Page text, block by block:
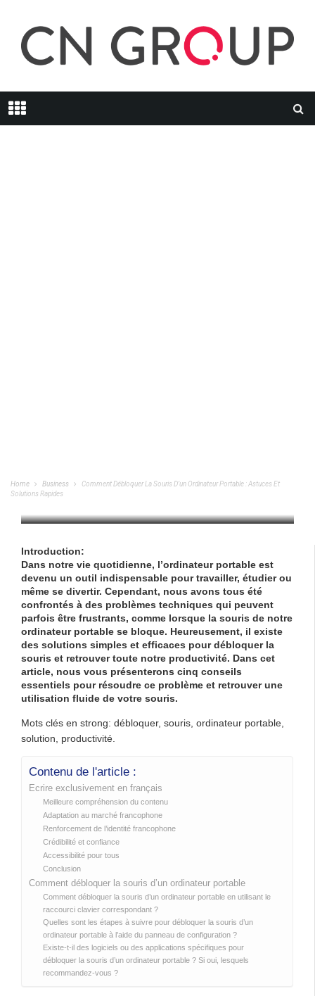
Home Business
Comment Débloquer La Souris D’un Ordinateur Portable : Astuces Et
Solutions Rapides
Solutions Rapides
Introduction:
Dans notre vie quotidienne, l’ordinateur portable est
devenu un outil indispensable pour travailler, étudier ou
même se divertir. Cependant, nous avons tous été
confrontés à des problèmes techniques qui peuvent
parfois être frustrants, comme lorsque la souris de notre
ordinateur portable se bloque. Heureusement, il existe
des solutions simples et efficaces pour débloquer la
souris et retrouver toute notre productivité. Dans cet
article, nous vous présenterons cinq conseils
essentiels pour résoudre ce problème et retrouver une
utilisation fluide de votre souris.
Mots clés en strong: débloquer, souris, ordinateur portable,
solution, productivité.
Contenu de l'article :
Ecrire exclusivement en français
Meilleure compréhension du contenu
Adaptation au marché francophone
Renforcement de l’identité francophone
Crédibilité et confiance
Accessibilité pour tous
Conclusion
Comment débloquer la souris d’un ordinateur portable
Comment débloquer la souris d’un ordinateur portable en utilisant le
raccourci clavier correspondant ?
Quelles sont les étapes à suivre pour débloquer la souris d’un
ordinateur portable à l’aide du panneau de configuration ?
Existe-t-il des logiciels ou des applications spécifiques pour
débloquer la souris d’un ordinateur portable ? Si oui, lesquels
recommandez-vous ?